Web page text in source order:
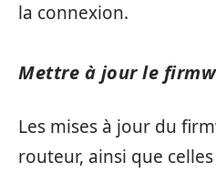
la connexion.
Mettre à jour le
Les mises à jour du
routeur, ainsi que